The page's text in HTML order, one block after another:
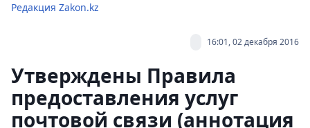
Редакция Zakon.kz
16:01, 02 декабря 2016
Утверждены Правила
предоставления услуг
почтовой связи (аннотация